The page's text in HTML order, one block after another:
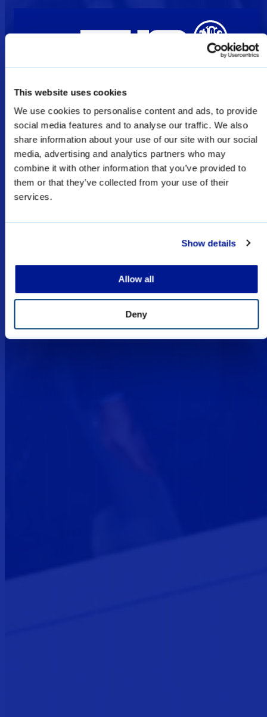
This website uses cookies
We use cookies to personalise content and ads, to provide
social media features and to analyse our traffic. We also
share information about your use of our site with our social
media, advertising and analytics partners who may
combine it with other information that you’ve provided to
them or that they’ve collected from your use of their
services.
Show details
Allow all
Deny
Bienvenue
Les produits présentés comme des produits de
défense et d’application de la loi sur ce site Web
sont réservés à l’armée, aux forces de l’ordre et
licences/permis d’exportation.
J'AI COMPRIS